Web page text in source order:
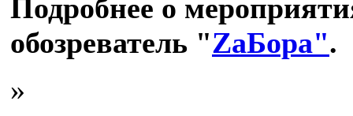
Подробнее о
обозреватель "ZаБора".
»